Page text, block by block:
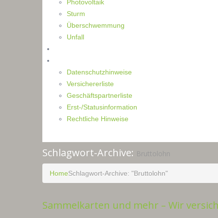
Photovoltaik
Sturm
Überschwemmung
Unfall
Datenschutzhinweise
Versichererliste
Geschäftspartnerliste
Erst-/Statusinformation
Rechtliche Hinweise
Schlagwort-Archive: Bruttolohn
HomeSchlagwort-Archive: "Bruttolohn"
Sammelkarten und mehr ­– Wir